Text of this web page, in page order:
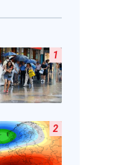
1
2